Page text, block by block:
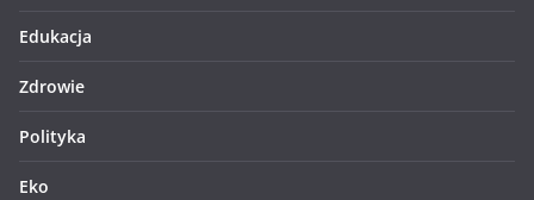
Edukacja
Zdrowie
Polityka
Eko